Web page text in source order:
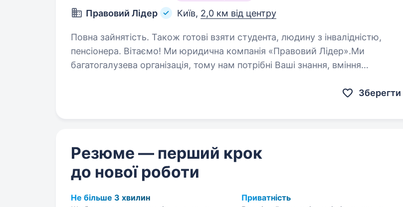
Правовий Лідер Київ, 2,0 км від центру
Повна зайнятість. Також готові взяти студента, людину з інвалідністю,
пенсіонера. Вітаємо! Ми юридична компанія «Правовий Лідер».Ми
багатогалузева організація, тому нам потрібні Ваші знання, вміння
Зберегти
Резюме — перший крок
до нової роботи
Не більше 3 хвилин
Приватність